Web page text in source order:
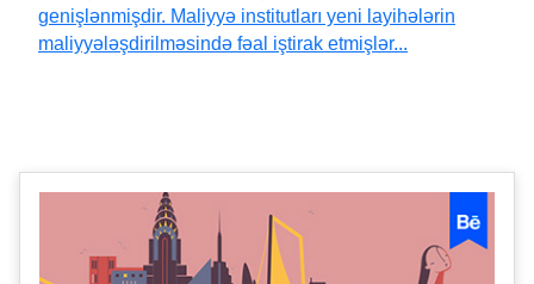
genişlənmişdir. Maliyyə institutları yeni layihələrin
maliyyələşdirilməsində fəal iştirak etmişlər...